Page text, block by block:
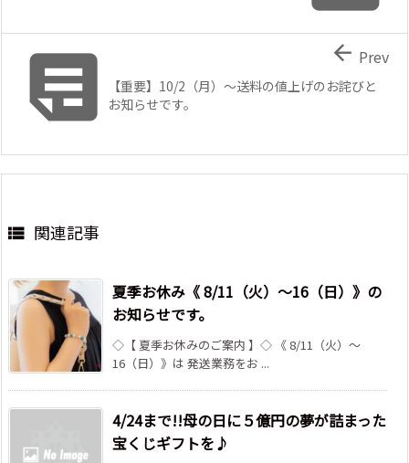

【重要】10/2（月）～送料の値上げのお詫びと
お知らせです。
 Prev
 関連記事
夏季お休み《 8/11（火）～16（日）》の
お知らせです。
◇【 夏季お休みのご案内 】◇ 《 8/11（火）～
16（日）》は 発送業務をお ...
4/24まで!!母の日に５億円の夢が詰まった
宝くじギフトを♪